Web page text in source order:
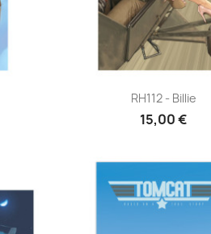
Aperçu rapide
RH112 - Billie
15,00 €